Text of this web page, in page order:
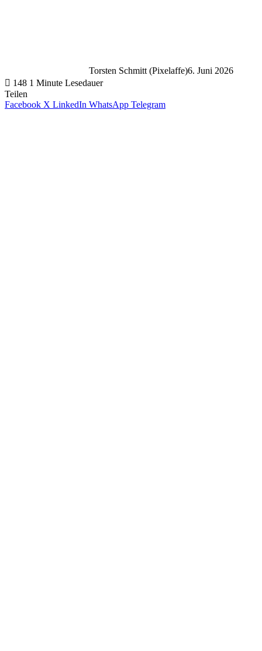
Torsten Schmitt (Pixelaffe)6. Juni 2026
148 1 Minute Lesedauer
Teilen
Facebook X LinkedIn WhatsApp Telegram